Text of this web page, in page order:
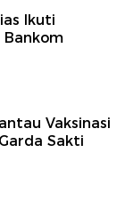
Ikuti
Bankom
Vaksinasi
Sakti